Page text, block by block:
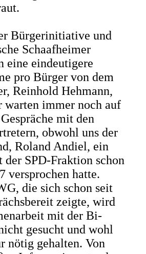
Bürgerinitiative und
Schaafheimer
eine eindeutigere
pro Bürger von dem
Reinhold Hehmann,
warten immer noch auf
mit den
obwohl uns der
Roland Andiel, ein
der SPD-Fraktion schon
versprochen hatte.
die sich schon seit
zeigte, wird
mit der Bi-
gesucht und wohl
nötig gehalten. Von